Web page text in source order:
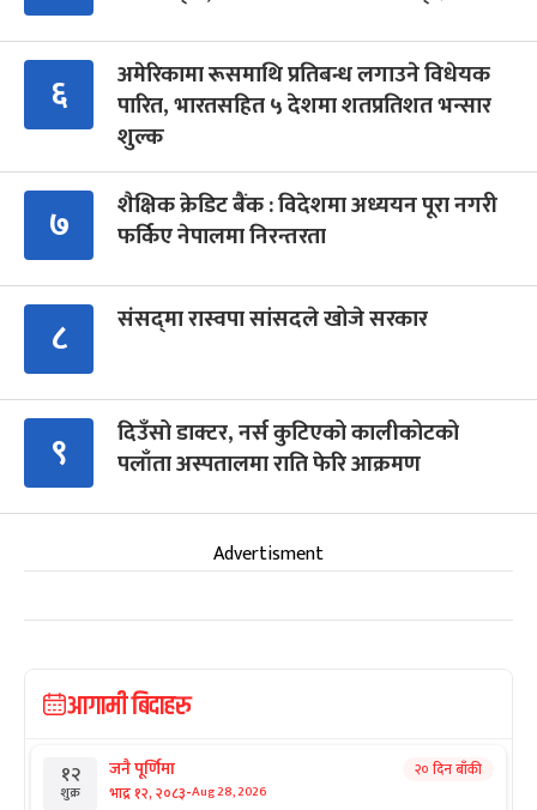
६
अमेरिकामा रूसमाथि प्रतिबन्ध लगाउने विधेयक
पारित, भारतसहित ५ देशमा शतप्रतिशत भन्सार
शुल्क
७
शैक्षिक क्रेडिट बैंक : विदेशमा अध्ययन पूरा नगरी
फर्किए नेपालमा निरन्तरता
८ संसद्‍मा रास्वपा सांसदले खोजे सरकार
९
दिउँसो डाक्टर, नर्स कुटिएको कालीकोटको
पलाँता अस्पतालमा राति फेरि आक्रमण
Advertisment
आगामी बिदाहरु
१२
शुक्र
जनै पूर्णिमा
भाद्र १२, २०८३-Aug 28, 2026
२० दिन बाँकी